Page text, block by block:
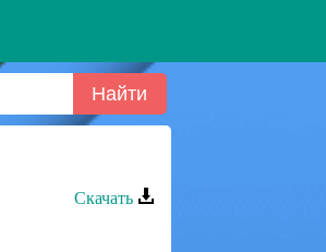
Скачать